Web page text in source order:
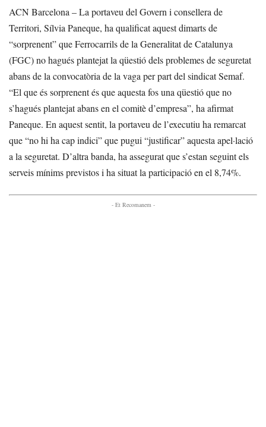
ACN Barcelona – La portaveu del Govern i consellera de
Territori, Sílvia Paneque, ha qualificat aquest dimarts de
“sorprenent” que Ferrocarrils de la Generalitat de Catalunya
(FGC) no hagués plantejat la qüestió dels problemes de seguretat
abans de la convocatòria de la vaga per part del sindicat Semaf.
“El que és sorprenent és que aquesta fos una qüestió que no
s’hagués plantejat abans en el comitè d’empresa”, ha afirmat
Paneque. En aquest sentit, la portaveu de l’executiu ha remarcat
que “no hi ha cap indici” que pugui “justificar” aquesta apel·lació
a la seguretat. D’altra banda, ha assegurat que s’estan seguint els
serveis mínims previstos i ha situat la participació en el 8,74%.
- Et Recomanem -